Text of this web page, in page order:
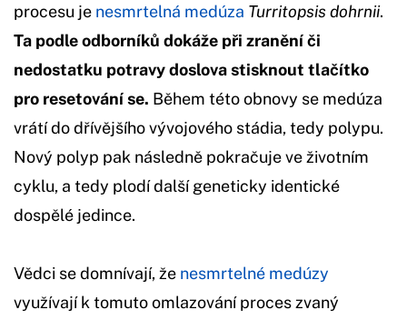
procesu je nesmrtelná medúza Turritopsis dohrnii.
Ta podle odborníků dokáže při zranění či
nedostatku potravy doslova stisknout tlačítko
pro resetování se. Během této obnovy se medúza
vrátí do dřívějšího vývojového stádia, tedy polypu.
Nový polyp pak následně pokračuje ve životním
cyklu, a tedy plodí další geneticky identické
dospělé jedince.
Vědci se domnívají, že nesmrtelné medúzy
využívají k tomuto omlazování proces zvaný